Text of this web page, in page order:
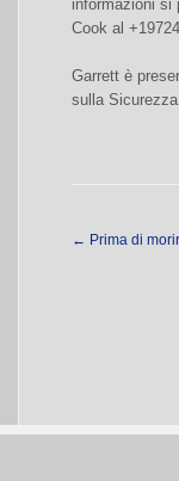
informazioni si
Cook al
Garrett è
sulla
← Prima di